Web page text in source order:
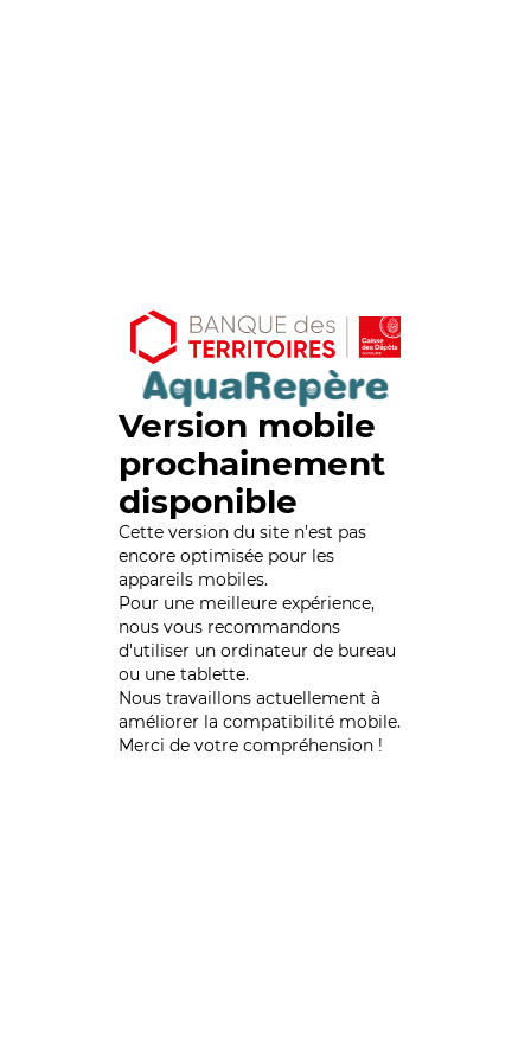
Version mobile
prochainement
disponible
Cette version du site n’est pas
encore optimisée pour les
appareils mobiles.
Pour une meilleure expérience,
nous vous recommandons
d'utiliser un ordinateur de bureau
ou une tablette.
Nous travaillons actuellement à
améliorer la compatibilité mobile.
Merci de votre compréhension !